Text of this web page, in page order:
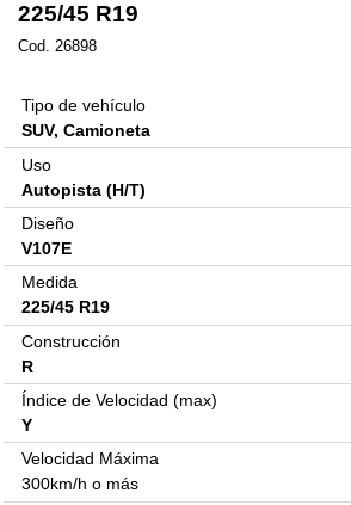
225/45 R19
Cod. 26898
Tipo de vehículo
SUV, Camioneta
Uso
Autopista (H/T)
Diseño
V107E
Medida
225/45 R19
Construcción
R
Índice de Velocidad (max)
Y
Velocidad Máxima
300km/h o más